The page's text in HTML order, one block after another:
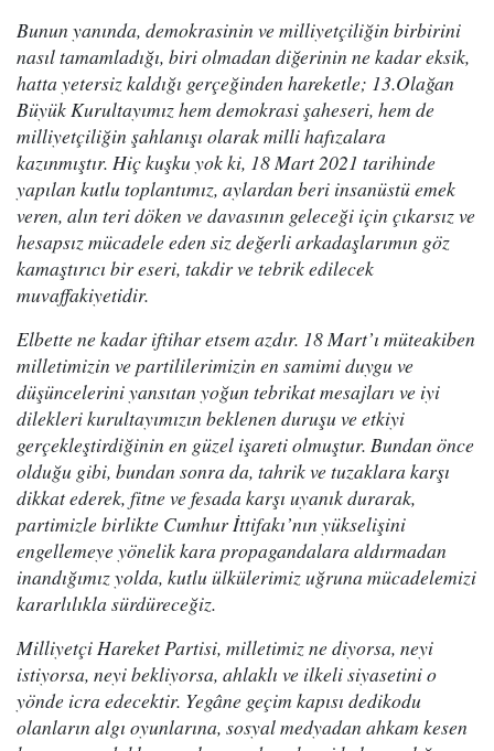
Bunun yanında, demokrasinin ve milliyetçiliğin birbirini
nasıl tamamladığı, biri olmadan diğerinin ne kadar eksik,
hatta yetersiz kaldığı gerçeğinden hareketle; 13.Olağan
Büyük Kurultayımız hem demokrasi şaheseri, hem de
milliyetçiliğin şahlanışı olarak milli hafızalara
kazınmıştır. Hiç kuşku yok ki, 18 Mart 2021 tarihinde
yapılan kutlu toplantımız, aylardan beri insanüstü emek
veren, alın teri döken ve davasının geleceği için çıkarsız ve
hesapsız mücadele eden siz değerli arkadaşlarımın göz
kamaştırıcı bir eseri, takdir ve tebrik edilecek
muvaffakiyetidir.
Elbette ne kadar iftihar etsem azdır. 18 Mart’ı müteakiben
milletimizin ve partililerimizin en samimi duygu ve
düşüncelerini yansıtan yoğun tebrikat mesajları ve iyi
dilekleri kurultayımızın beklenen duruşu ve etkiyi
gerçekleştirdiğinin en güzel işareti olmuştur. Bundan önce
olduğu gibi, bundan sonra da, tahrik ve tuzaklara karşı
dikkat ederek, fitne ve fesada karşı uyanık durarak,
partimizle birlikte Cumhur İttifakı’nın yükselişini
engellemeye yönelik kara propagandalara aldırmadan
inandığımız yolda, kutlu ülkülerimiz uğruna mücadelemizi
kararlılıkla sürdüreceğiz.
Milliyetçi Hareket Partisi, milletimiz ne diyorsa, neyi
istiyorsa, neyi bekliyorsa, ahlaklı ve ilkeli siyasetini o
yönde icra edecektir. Yegâne geçim kapısı dedikodu
olanların algı oyunlarına, sosyal medyadan ahkam kesen